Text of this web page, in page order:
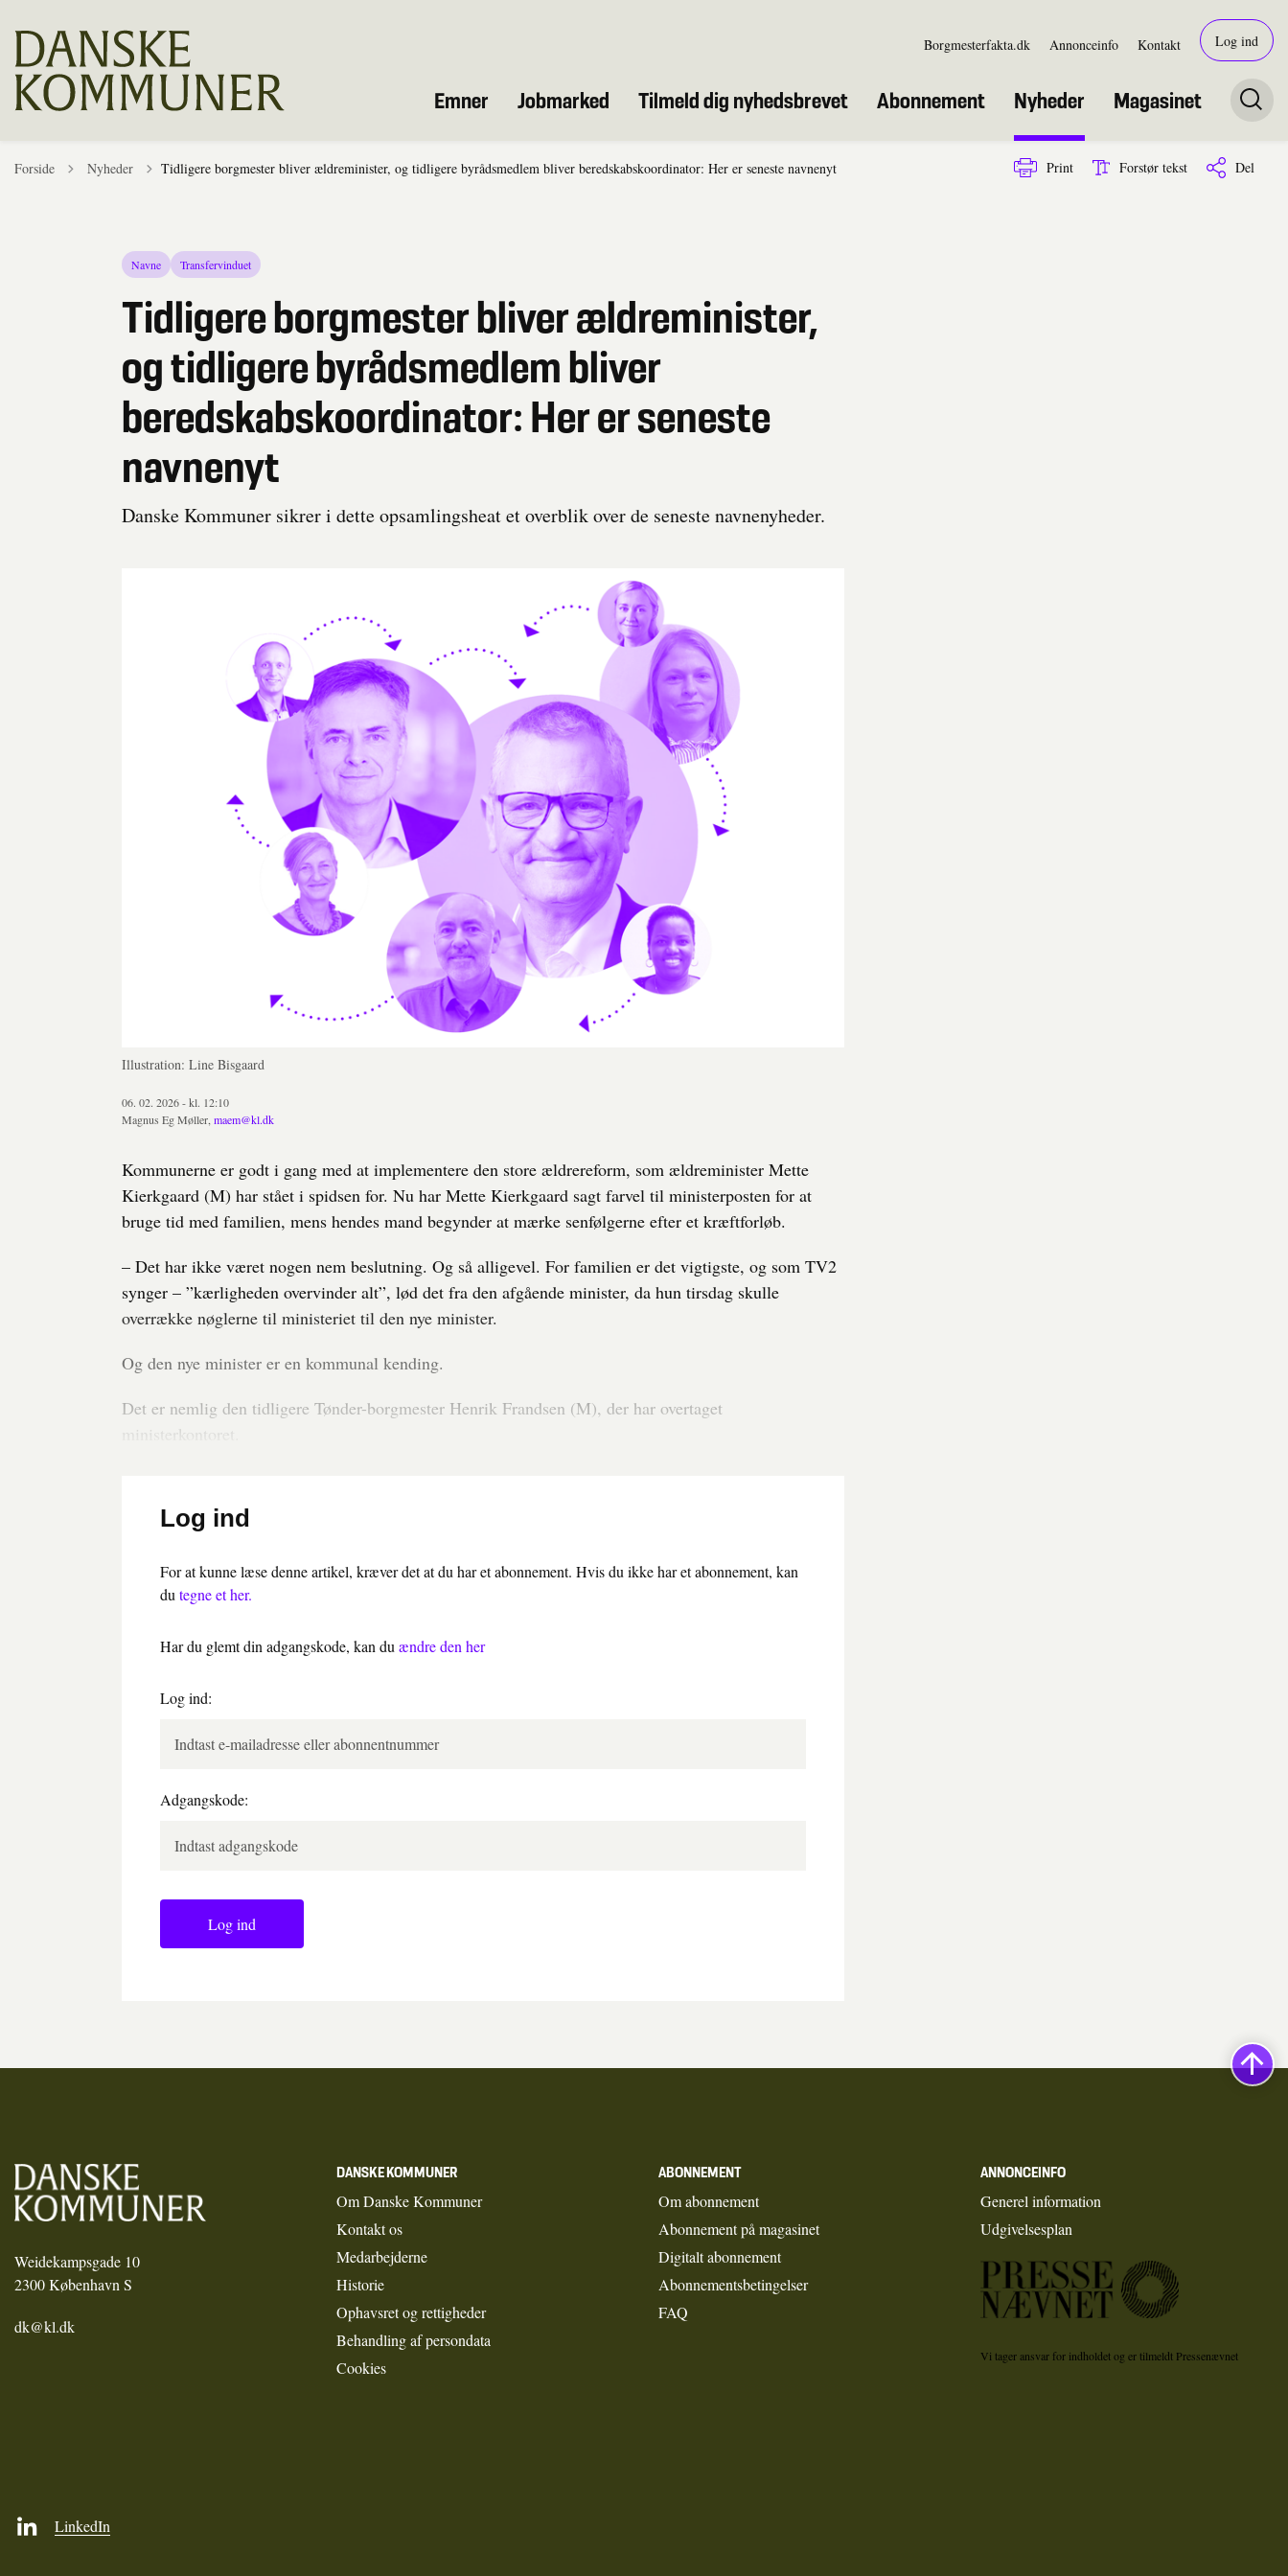
Borgmesterfakta.dk Annonceinfo Kontakt Log ind
Emner Jobmarked Tilmeld dig nyhedsbrevet Abonnement Nyheder Magasinet
Forside Tilbage til
Nyheder Tidligere borgmester bliver ældreminister, og tidligere byrådsmedlem bliver beredskabskoordinator: Her er seneste navnenyt Print Forstør tekst Del
Navne Transfervinduet
Tidligere borgmester bliver ældreminister,
og tidligere byrådsmedlem bliver
beredskabskoordinator: Her er seneste
navnenyt
Danske Kommuner sikrer i dette opsamlingsheat et overblik over de seneste navnenyheder.
Illustration: Line Bisgaard
06. 02. 2026 - kl. 12:10
Magnus Eg Møller, maem@kl.dk
Kommunerne er godt i gang med at implementere den store ældrereform, som ældreminister Mette
Kierkgaard (M) har stået i spidsen for. Nu har Mette Kierkgaard sagt farvel til ministerposten for at
bruge tid med familien, mens hendes mand begynder at mærke senfølgerne efter et kræftforløb.
– Det har ikke været nogen nem beslutning. Og så alligevel. For familien er det vigtigste, og som TV2
synger – ”kærligheden overvinder alt”, lød det fra den afgående minister, da hun tirsdag skulle
overrække nøglerne til ministeriet til den nye minister.
Og den nye minister er en kommunal kending.
Det er nemlig den tidligere Tønder-borgmester Henrik Frandsen (M), der har overtaget
ministerkontoret.
Log ind
For at kunne læse denne artikel, kræver det at du har et abonnement. Hvis du ikke har et abonnement, kan
du tegne et her.
Har du glemt din adgangskode, kan du ændre den her
Log ind:
Adgangskode:
Log ind
Weidekampsgade 10
2300 København S
dk@kl.dk
DANSKE KOMMUNER
Om Danske Kommuner
Kontakt os
Medarbejderne
Historie
Ophavsret og rettigheder
Behandling af persondata
Cookies
ABONNEMENT
Om abonnement
Abonnement på magasinet
Digitalt abonnement
Abonnementsbetingelser
FAQ
ANNONCEINFO
Generel information
Udgivelsesplan
Vi tager ansvar for indholdet og er tilmeldt Pressenævnet
LinkedIn